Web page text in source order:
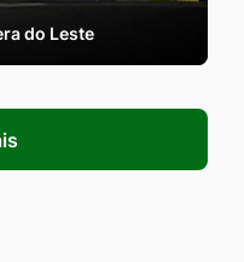
do Leste